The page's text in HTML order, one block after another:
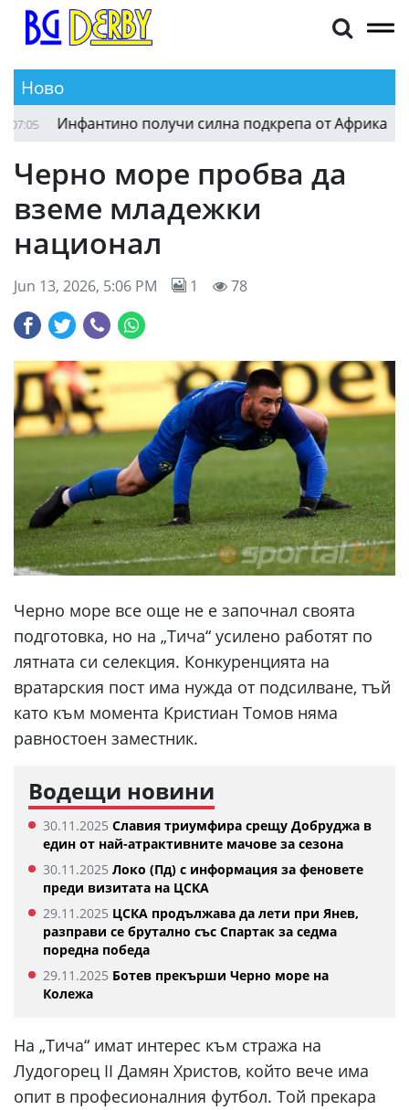
Ново
Инфантино получи силна подкрепа от Африка
Черно море пробва да
вземе младежки
национал
Jun 13, 2026, 5:06 PM 1 78
Черно море все още не е започнал своята
подготовка, но на „Тича“ усилено работят по
лятната си селекция. Конкуренцията на
вратарския пост има нужда от подсилване, тъй
като към момента Кристиан Томов няма
равностоен заместник.
Водещи новини
30.11.2025 Славия триумфира срещу Добруджа в
един от най-атрактивните мачове за сезона
30.11.2025 Локо (Пд) с информация за феновете
преди визитата на ЦСКА
29.11.2025 ЦСКА продължава да лети при Янев,
разправи се брутално със Спартак за седма
поредна победа
29.11.2025 Ботев прекърши Черно море на
Колежа
На „Тича“ имат интерес към стража на
Лудогорец II Дамян Христов, който вече има
опит в професионалния футбол. Той прекара